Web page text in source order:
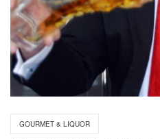
GOURMET & LIQUOR